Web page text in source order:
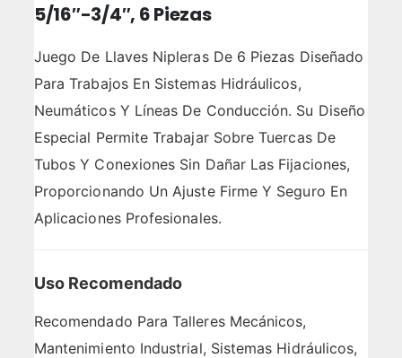
5/16″-3/4″, 6 Piezas
Juego De Llaves Nipleras De 6 Piezas Diseñado
Para Trabajos En Sistemas Hidráulicos,
Neumáticos Y Líneas De Conducción. Su Diseño
Especial Permite Trabajar Sobre Tuercas De
Tubos Y Conexiones Sin Dañar Las Fijaciones,
Proporcionando Un Ajuste Firme Y Seguro En
Aplicaciones Profesionales.
Uso Recomendado
Recomendado Para Talleres Mecánicos,
Mantenimiento Industrial, Sistemas Hidráulicos,